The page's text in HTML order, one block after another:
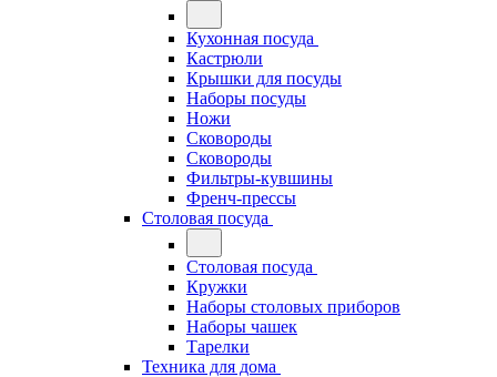
Кухонная посуда
Кастрюли
Крышки для посуды
Наборы посуды
Ножи
Сковороды
Сковороды
Фильтры-кувшины
Френч-прессы
Столовая посуда
Столовая посуда
Кружки
Наборы столовых приборов
Наборы чашек
Тарелки
Техника для дома